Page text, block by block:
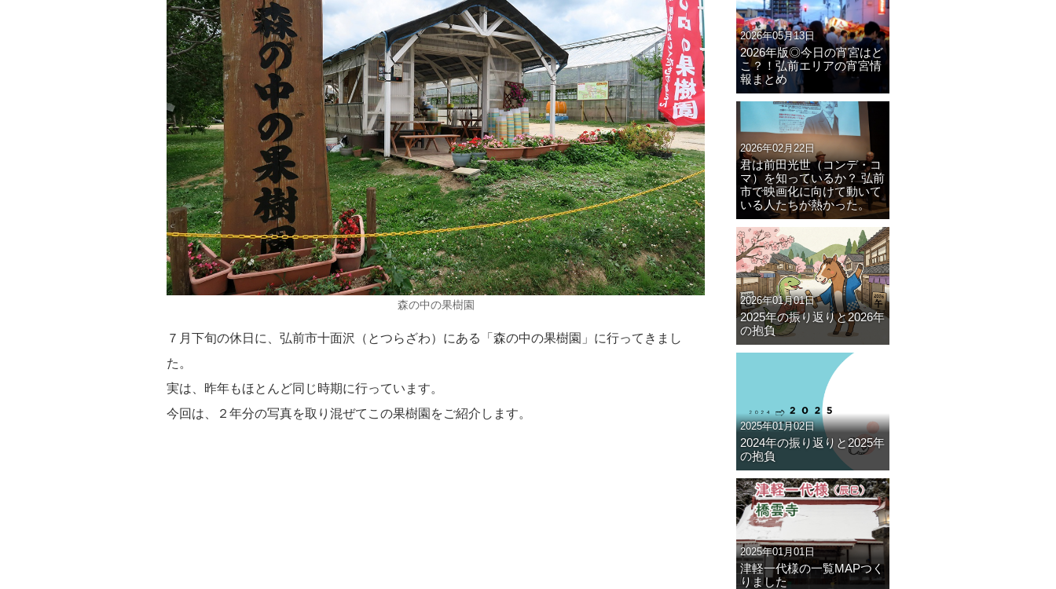
森の中の果樹園
７月下旬の休日に、弘前市十面沢（とつらざわ）にある「森の中の果樹園」に行ってきまし
た。
実は、昨年もほとんど同じ時期に行っています。
今回は、２年分の写真を取り混ぜてこの果樹園をご紹介します。
2026年05月13日
2026年版◎今日の宵宮はど
こ？！弘前エリアの宵宮情
報まとめ
2026年02月22日
君は前田光世（コンデ・コ
マ）を知っているか？ 弘前
市で映画化に向けて動いて
いる人たちが熱かった。
2026年01月01日
2025年の振り返りと2026年
の抱負
2025年01月02日
2024年の振り返りと2025年
の抱負
2025年01月01日
津軽一代様の一覧MAPつく
りました